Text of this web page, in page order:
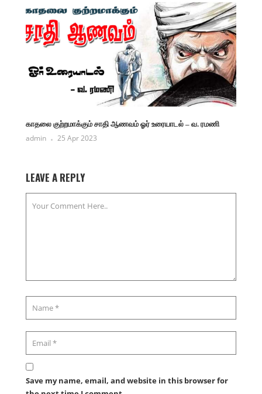
காதலை குற்றமாக்கும் சாதி ஆணவம் ஓர் உரையாடல் – வ. ரமணி
admin 25 Apr 2023
LEAVE A REPLY
Save my name, email, and website in this browser for